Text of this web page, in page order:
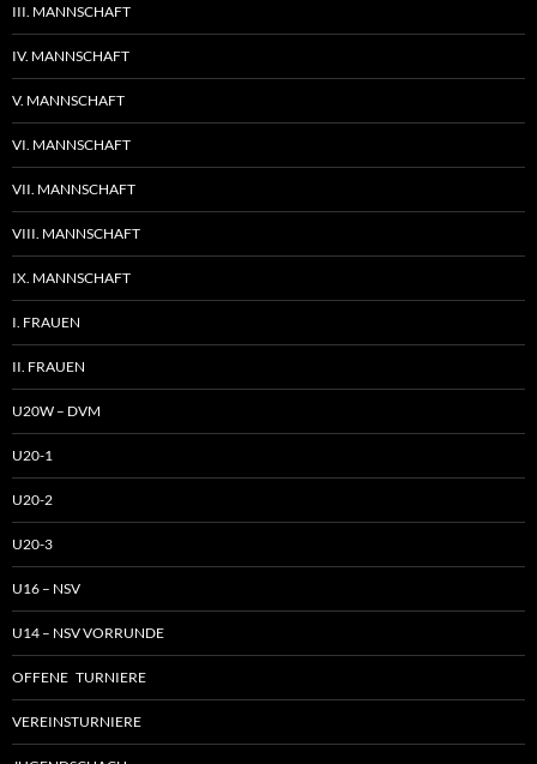
III. MANNSCHAFT
IV. MANNSCHAFT
V. MANNSCHAFT
VI. MANNSCHAFT
VII. MANNSCHAFT
VIII. MANNSCHAFT
IX. MANNSCHAFT
I. FRAUEN
II. FRAUEN
U20W – DVM
U20-1
U20-2
U20-3
U16 – NSV
U14 – NSV VORRUNDE
OFFENE TURNIERE
VEREINSTURNIERE